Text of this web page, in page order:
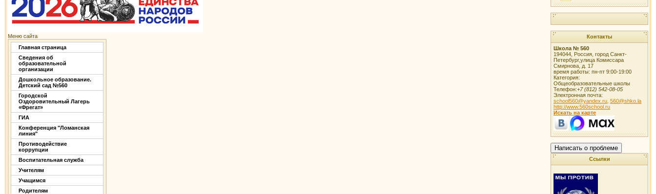
Меню сайта
Главная страница
Сведения об
образовательной
организации
Дошкольное образование.
Детский сад №560
Городской
Оздоровительный Лагерь
«Фрегат»
ГИА
Конференция "Ломанская
линия"
Противодействие
коррупции
Воспитательная служба
Учителям
Учащимся
Родителям
Контакты
Школа № 560
194044 Россия город Санкт-
Петербург,улица Комиссара
Смирнова, д. 17
время работы: пн-пт 9:00-19:00
Категория:
Общеобразовательные школы
Телефон:+7 (812) 542-08-05
Электронная почта:
school560@yandex.ru, 560@shko.la
http://www.560school.ru
Искать на карте
Написать о проблеме
Ссылки